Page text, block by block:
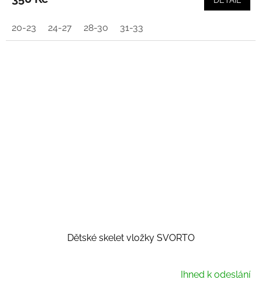
20-23 24-27 28-30 31-33
Dětské skelet vložky SVORTO
Ihned k odeslání